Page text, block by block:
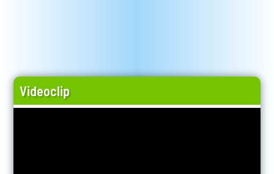
Videoclip